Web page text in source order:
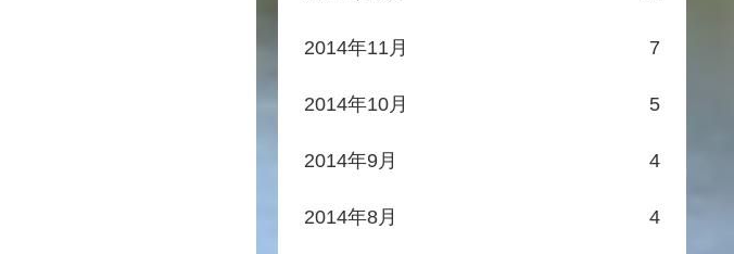
2014年11月 7
2014年10月 5
2014年9月 4
2014年8月 4